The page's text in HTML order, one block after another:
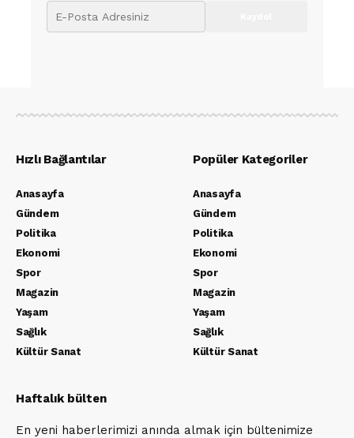
Hızlı Bağlantılar
Anasayfa
Gündem
Politika
Ekonomi
Spor
Magazin
Yaşam
Sağlık
Kültür Sanat
Popüler Kategoriler
Anasayfa
Gündem
Politika
Ekonomi
Spor
Magazin
Yaşam
Sağlık
Kültür Sanat
Haftalık bülten
En yeni haberlerimizi anında almak için bültenimize